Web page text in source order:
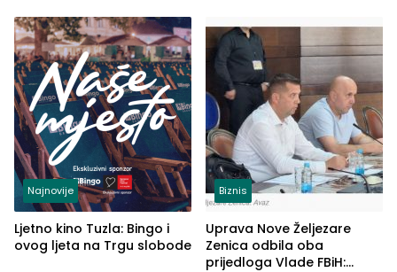
Najnovije
Ljetno kino Tuzla: Bingo i
ovog ljeta na Trgu slobode
Biznis
Uprava Nove Željezare
Zenica odbila oba
prijedloga Vlade FBiH: